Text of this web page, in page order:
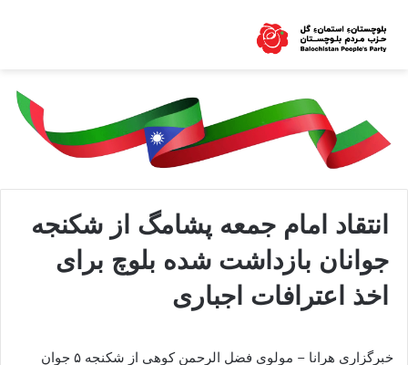
انتقاد امام جمعه پشامگ از شکنجه
جوانان بازداشت شده بلوچ برای
اخذ اعترافات اجباری
خبرگزاری هرانا – مولوی فضل الرحمن کوهی از شکنجه ۵ جوان